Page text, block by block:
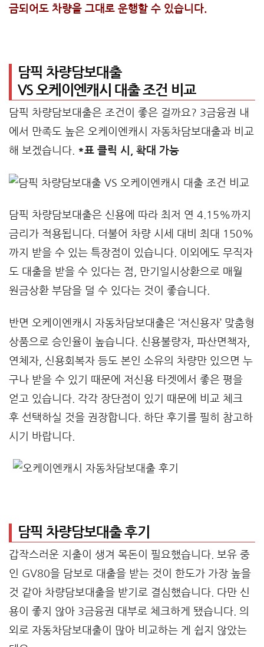
금되어도 차량을 그대로 운행할 수 있습니다.
담픽 차량담보대출
VS 오케이엔캐시 대출 조건 비교
담픽 차량담보대출은 조건이 좋은 걸까요? 3금융권 내
에서 만족도 높은 오케이엔캐시 자동차담보대출과 비교
해 보겠습니다.
*표 클릭 시, 확대 가능
담픽 차량담보대출은 신용에 따라 최저 연 4.15%까지
금리가 적용됩니다. 더불어 차량 시세 대비 최대 150%
까지 받을 수 있는 특장점이 있습니다. 이외에도 무직자
도 대출을 받을 수 있다는 점, 만기일시상환으로 매월
원금상환 부담을 덜 수 있다는 것이 좋습니다.
반면 오케이엔캐시 자동차담보대출은 ‘저신용자’ 맞춤형
상품으로 승인율이 높습니다. 신용불량자, 파산면책자,
연체자, 신용회복자 등도 본인 소유의 차량만 있으면 누
구나 받을 수 있기 때문에 저신용 타겟에서 좋은 평을
얻고 있습니다. 각각 장단점이 있기 때문에 비교 체크
후 선택하실 것을 권장합니다. 하단 후기를 필히 참고하
시기 바랍니다.
담픽 차량담보대출 후기
갑작스러운 지출이 생겨 목돈이 필요했습니다. 보유 중
인 GV80을 담보로 대출을 받는 것이 한도가 가장 높을
것 같아 차량담보대출을 받기로 결심했습니다. 다만 신
용이 좋지 않아 3금융권 대부로 체크하게 됐습니다. 의
외로 자동차담보대출이 많아 비교하는 게 쉽지 않았는